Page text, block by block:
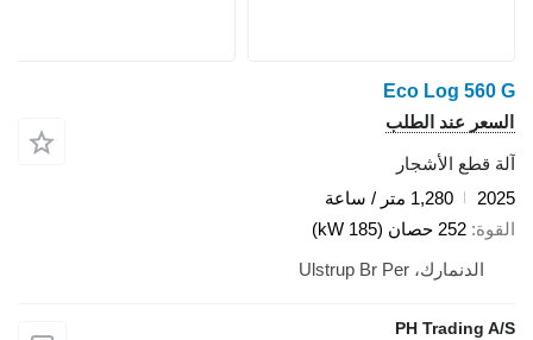
Eco Log 560 G
السعر عند الطلب
آلة قطع الأشجار
2025
1,280 متر / ساعة
القوة 252 حصان (185 kW)
الدنمارك، Ulstrup Br Per
PH Trading A/S